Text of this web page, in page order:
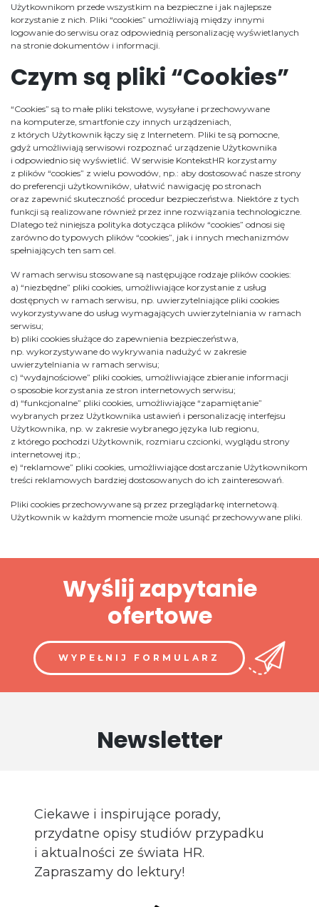
Użytkownikom przede wszystkim na bezpieczne i jak najlepsze
korzystanie z nich. Pliki “cookies” umożliwiają między innymi
logowanie do serwisu oraz odpowiednią personalizację wyświetlanych
na stronie dokumentów i informacji.
Czym są pliki “Cookies”
“Cookies” są to małe pliki tekstowe, wysyłane i przechowywane
na komputerze, smartfonie czy innych urządzeniach,
z których Użytkownik łączy się z Internetem. Pliki te są pomocne,
gdyż umożliwiają serwisowi rozpoznać urządzenie Użytkownika
i odpowiednio się wyświetlić. W serwisie KontekstHR korzystamy
z plików “cookies” z wielu powodów, np.: aby dostosować nasze strony
do preferencji użytkowników, ułatwić nawigację po stronach
oraz zapewnić skuteczność procedur bezpieczeństwa. Niektóre z tych
funkcji są realizowane również przez inne rozwiązania technologiczne.
Dlatego też niniejsza polityka dotycząca plików “cookies” odnosi się
zarówno do typowych plików “cookies”, jak i innych mechanizmów
spełniających ten sam cel.
W ramach serwisu stosowane są następujące rodzaje plików cookies:
a) “niezbędne” pliki cookies, umożliwiające korzystanie z usług
dostępnych w ramach serwisu, np. uwierzytelniające pliki cookies
wykorzystywane do usług wymagających uwierzytelniania w ramach
serwisu;
b) pliki cookies służące do zapewnienia bezpieczeństwa,
np. wykorzystywane do wykrywania nadużyć w zakresie
uwierzytelniania w ramach serwisu;
c) “wydajnościowe” pliki cookies, umożliwiające zbieranie informacji
o sposobie korzystania ze stron internetowych serwisu;
d) “funkcjonalne” pliki cookies, umożliwiające “zapamiętanie”
wybranych przez Użytkownika ustawień i personalizację interfejsu
Użytkownika, np. w zakresie wybranego języka lub regionu,
z którego pochodzi Użytkownik, rozmiaru czcionki, wyglądu strony
internetowej itp.;
e) “reklamowe” pliki cookies, umożliwiające dostarczanie Użytkownikom
treści reklamowych bardziej dostosowanych do ich zainteresowań.
Pliki cookies przechowywane są przez przeglądarkę internetową.
Użytkownik w każdym momencie może usunąć przechowywane pliki.
Wyślij zapytanie
ofertowe
WYPEŁNIJ FORMULARZ
Newsletter
Ciekawe i inspirujące porady,
przydatne opisy studiów przypadku
i aktualności ze świata HR.
Zapraszamy do lektury!